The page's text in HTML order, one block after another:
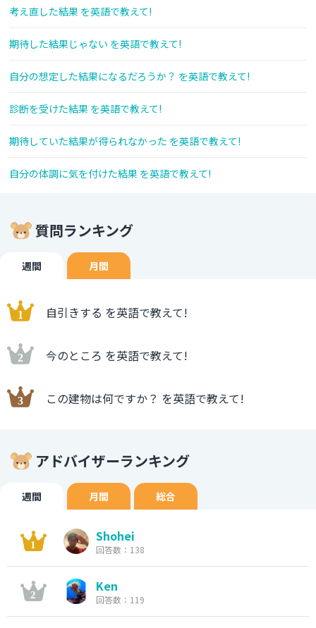
考え直した結果 を英語で教えて!
期待した結果じゃない を英語で教えて!
自分の想定した結果になるだろうか？ を英語で教えて!
診断を受けた結果 を英語で教えて!
期待していた結果が得られなかった を英語で教えて!
自分の体調に気を付けた結果 を英語で教えて!
質問ランキング
週間 月間
自引きする を英語で教えて!
今のところ を英語で教えて!
この建物は何ですか？ を英語で教えて!
アドバイザーランキング
週間 月間 総合
Shohei
回答数：138
Ken
回答数：119